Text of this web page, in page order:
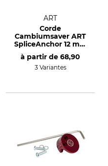
ART
Corde
Cambiumsaver ART
SpliceAnchor 12 mm
Ø
à partir de 68,90
3 Variantes